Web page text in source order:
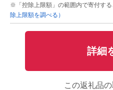
※「控除上限額」の範囲内で寄付す
除上限額を調べる）
詳細
この返礼品